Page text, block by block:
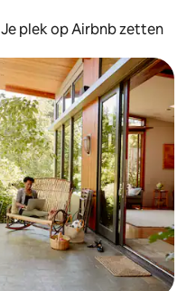
Je plek op Airbnb zetten